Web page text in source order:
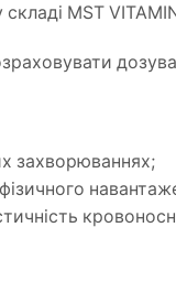
MST
захворюваннях;